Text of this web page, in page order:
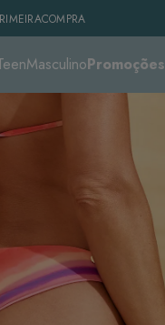
MasculinoPromoções